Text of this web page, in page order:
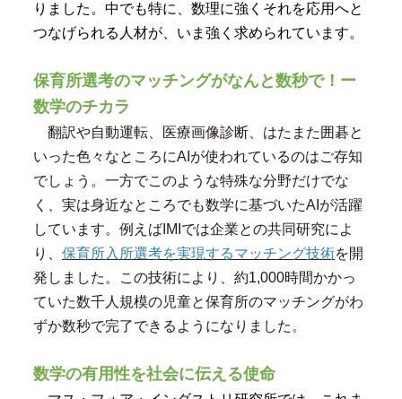
りました。中でも特に、数理に強くそれを応用へと
つなげられる人材が、いま強く求められています。
保育所選考のマッチングがなんと数秒で！ー
数学のチカラ
翻訳や自動運転、医療画像診断、はたまた囲碁と
いった色々なところにAIが使われているのはご存知
でしょう。一方でこのような特殊な分野だけでな
く、実は身近なところでも数学に基づいたAIが活躍
しています。例えばIMIでは企業との共同研究によ
り、 保育所入所選考を実現するマッチング技術を開
発しました。この技術により、約1,000時間かかっ
ていた数千人規模の児童と保育所のマッチングがわ
ずか数秒で完了できるようになりました。
数学の有用性を社会に伝える使命